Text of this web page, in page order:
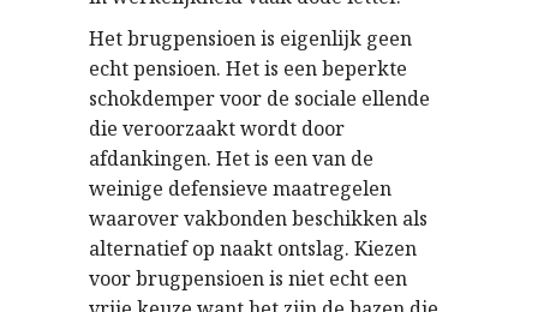
Het brugpensioen is eigenlijk geen
echt pensioen. Het is een beperkte
schokdemper voor de sociale ellende
die veroorzaakt wordt door
afdankingen. Het is een van de
weinige defensieve maatregelen
waarover vakbonden beschikken als
alternatief op naakt ontslag. Kiezen
voor brugpensioen is niet echt een